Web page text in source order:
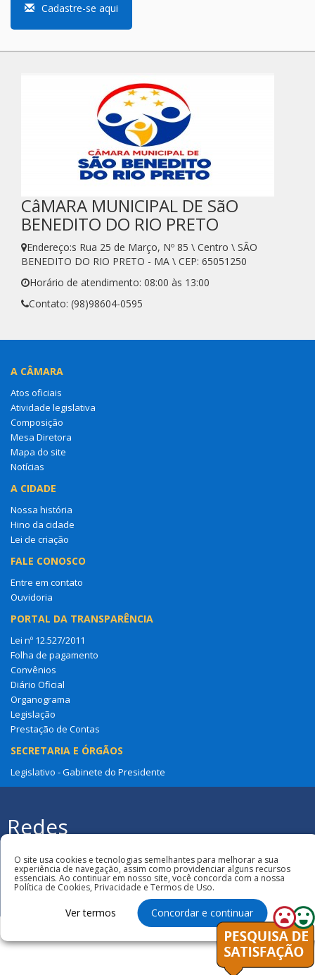
Cadastre-se aqui
CâMARA MUNICIPAL DE SãO
BENEDITO DO RIO PRETO
Endereço:s Rua 25 de Março, Nº 85 \ Centro \ SÃO
BENEDITO DO RIO PRETO - MA \ CEP: 65051250
Horário de atendimento: 08:00 às 13:00
Contato: (98)98604-0595
A CÂMARA
Atos oficiais
Atividade legislativa
Composição
Mesa Diretora
Mapa do site
Notícias
A CIDADE
Nossa história
Hino da cidade
Lei de criação
FALE CONOSCO
Entre em contato
Ouvidoria
PORTAL DA TRANSPARÊNCIA
Lei nº 12.527/2011
Folha de pagamento
Convênios
Diário Oficial
Organograma
Legislação
Prestação de Contas
SECRETARIA E ÓRGÃOS
Legislativo - Gabinete do Presidente
Redes
Sociais
Municipal de São Benedito Do Rio Preto
O site usa cookies e tecnologias semelhantes para melhorar a sua
experiência de navegação, assim como providenciar alguns recursos
essenciais. Ao continuar em nosso site, você concorda com a nossa
Política de Cookies, Privacidade e Termos de Uso.
Ver termos Concordar e continuar